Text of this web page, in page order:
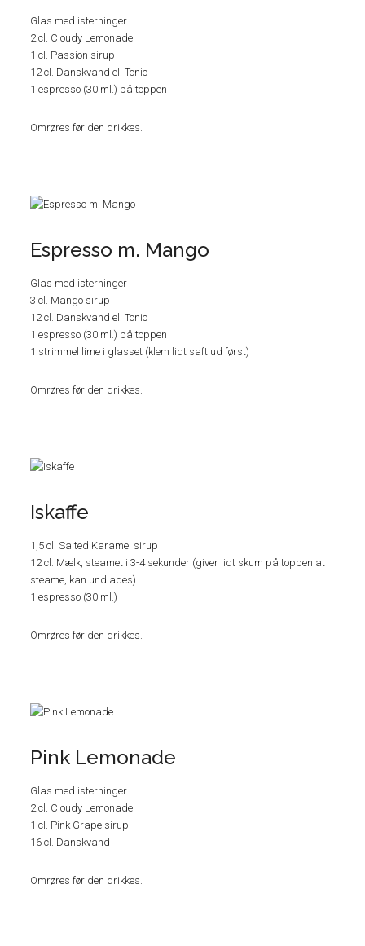
Glas med isterninger
2 cl. Cloudy Lemonade
1 cl. Passion sirup
12 cl. Danskvand el. Tonic
1 espresso (30 ml.) på toppen
Omrøres før den drikkes.
Espresso m. Mango
Glas med isterninger
3 cl. Mango sirup
12 cl. Danskvand el. Tonic
1 espresso (30 ml.) på toppen
1 strimmel lime i glasset (klem lidt saft ud først)
Omrøres før den drikkes.
Iskaffe
1,5 cl. Salted Karamel sirup
12 cl. Mælk, steamet i 3-4 sekunder (giver lidt skum på toppen at
steame, kan undlades)
1 espresso (30 ml.)
Omrøres før den drikkes.
Pink Lemonade
Glas med isterninger
2 cl. Cloudy Lemonade
1 cl. Pink Grape sirup
16 cl. Danskvand
Omrøres før den drikkes.